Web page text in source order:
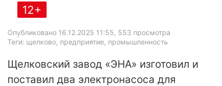
12+
Опубликовано 16.12.2025 11:55, 553 просмотра
Теги: щелково, предприятие, промышленность
Щелковский завод «ЭНА» изготовил и
поставил два электронасоса для